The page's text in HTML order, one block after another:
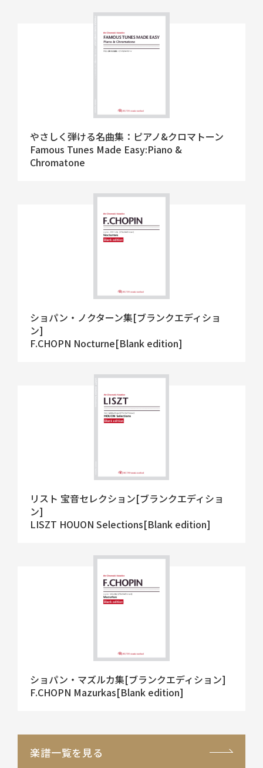
やさしく弾ける名曲集：ピアノ&クロマトーン
Famous Tunes Made Easy:Piano &
Chromatone
ショパン・ノクターン集[ブランクエディショ
ン]
F.CHOPN Nocturne[Blank edition]
リスト 宝音セレクション[ブランクエディショ
ン]
LISZT HOUON Selections[Blank edition]
ショパン・マズルカ集[ブランクエディション]
F.CHOPN Mazurkas[Blank edition]
楽譜一覧を見る